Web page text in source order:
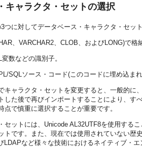
キャラクタ・セットの選択
つに対してデータベース・キャラクタ・セッ
、VARCHAR2、CLOB、およびLONG)で格
数などの識別子。
SQLソース・コード(このコードに埋め込ま
キャラクタ・セットを変更すると、一般的
した後で再びインポートすることにより、
点で慎重に選択することが重要です。
セットには、Unicode AL32UTF8を使用する
トです。また、現在では使用されていない
LDAPなど様々な技術におけるネイティブ・